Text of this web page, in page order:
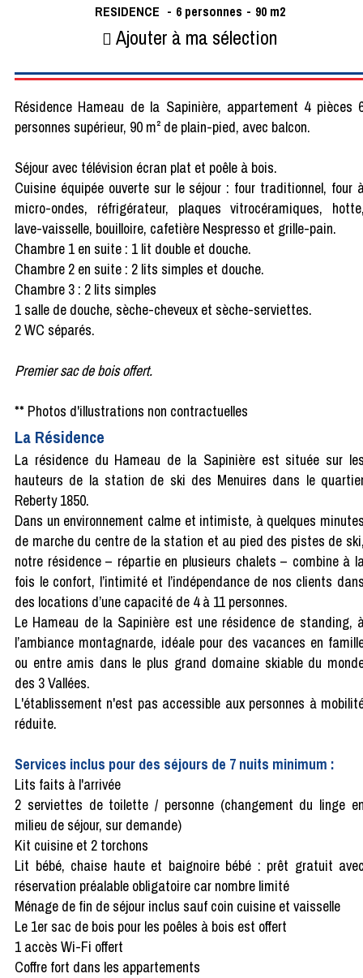
RESIDENCE
6 personnes 90 m2
Ajouter à ma sélection
Résidence Hameau de la Sapinière, appartement 4 pièces
personnes supérieur, 90 m² de plain-pied, avec balcon.
Séjour avec télévision écran plat et poêle à bois.
Cuisine équipée ouverte sur le séjour : four traditionnel, four
micro-ondes, réfrigérateur, plaques vitrocéramiques,
lave-vaisselle, bouilloire, cafetière Nespresso et grille-pain.
Chambre 1 en suite : 1 lit double et douche.
Chambre 2 en suite : 2 lits simples et douche.
Chambre 3 : 2 lits simples
1 salle de douche, sèche-cheveux et sèche-serviettes.
2 WC séparés.
Premier sac de bois offert.
** Photos d'illustrations non contractuelles
La Résidence
La résidence du Hameau de la Sapinière est située sur
hauteurs de la station de ski des Menuires dans le
Reberty 1850.
Dans un environnement calme et intimiste, à quelques
de marche du centre de la station et au pied des pistes de
notre résidence – répartie en plusieurs chalets – combine à
fois le confort, l’intimité et l’indépendance de nos clients
des locations d’une capacité de 4 à 11 personnes.
Le Hameau de la Sapinière est une résidence de standing,
l’ambiance montagnarde, idéale pour des vacances en
ou entre amis dans le plus grand domaine skiable du
des 3 Vallées.
L'établissement n'est pas accessible aux personnes à
réduite.
Services inclus pour des séjours de 7 nuits minimum :
Lits faits à l'arrivée
2 serviettes de toilette / personne (changement du linge
milieu de séjour, sur demande)
Kit cuisine et 2 torchons
Lit bébé, chaise haute et baignoire bébé : prêt gratuit
réservation préalable obligatoire car nombre limité
Ménage de fin de séjour inclus sauf coin cuisine et vaisselle
Le 1er sac de bois pour les poêles à bois est offert
1 accès Wi-Fi offert
Coffre fort dans les appartements